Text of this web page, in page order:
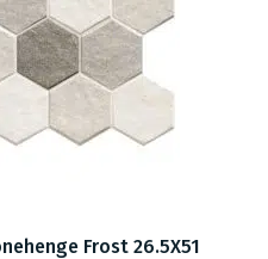
Frost 26.5X51